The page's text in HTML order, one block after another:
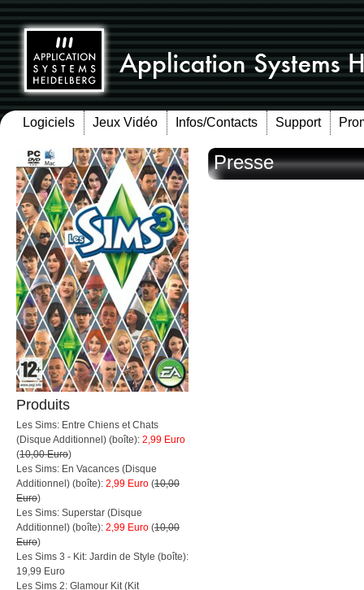
Logiciels Jeux Vidéo Infos/Contacts Support
Produits
Les Sims: Entre Chiens et Chats
(Disque Additionnel) (boîte): 2,99 Euro
(10,00 Euro)
Les Sims: En Vacances (Disque
Additionnel) (boîte): 2,99 Euro (10,00
Euro)
Les Sims: Superstar (Disque
Additionnel) (boîte): 2,99 Euro (10,00
Euro)
Les Sims 3 - Kit: Jardin de Style (boîte):
19,99 Euro
Les Sims 2: Glamour Kit (Kit
Presse